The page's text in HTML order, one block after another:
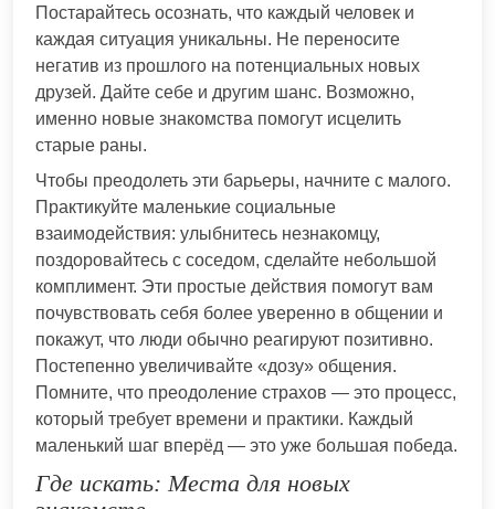
Постарайтесь осознать, что каждый человек и
каждая ситуация уникальны. Не переносите
негатив из прошлого на потенциальных новых
друзей. Дайте себе и другим шанс. Возможно,
именно новые знакомства помогут исцелить
старые раны.
Чтобы преодолеть эти барьеры, начните с малого.
Практикуйте маленькие социальные
взаимодействия: улыбнитесь незнакомцу,
поздоровайтесь с соседом, сделайте небольшой
комплимент. Эти простые действия помогут вам
почувствовать себя более уверенно в общении и
покажут, что люди обычно реагируют позитивно.
Постепенно увеличивайте «дозу» общения.
Помните, что преодоление страхов — это процесс,
который требует времени и практики. Каждый
маленький шаг вперёд — это уже большая победа.
Где искать: Места для новых